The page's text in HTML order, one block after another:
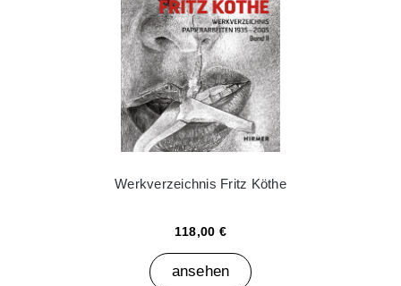
Werkverzeichnis Fritz Köthe
118,00 €
ansehen